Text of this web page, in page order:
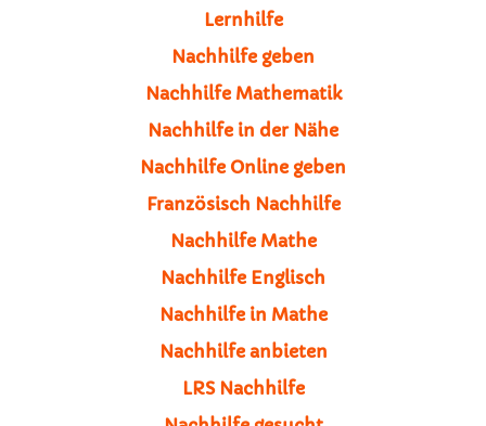
Lernhilfe
Nachhilfe geben
Nachhilfe Mathematik
Nachhilfe in der Nähe
Nachhilfe Online geben
Französisch Nachhilfe
Nachhilfe Mathe
Nachhilfe Englisch
Nachhilfe in Mathe
Nachhilfe anbieten
LRS Nachhilfe